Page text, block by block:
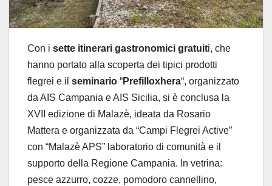
Con i sette itinerari gastronomici gratuiti, che
hanno portato alla scoperta dei tipici prodotti
flegrei e il seminario “Prefilloxhera“, organizzato
da AIS Campania e AIS Sicilia, si è conclusa la
XVII edizione di Malazè, ideata da Rosario
Mattera e organizzata da “Campi Flegrei Active”
con “Malazè APS” laboratorio di comunità e il
supporto della Regione Campania. In vetrina:
pesce azzurro, cozze, pomodoro cannellino,